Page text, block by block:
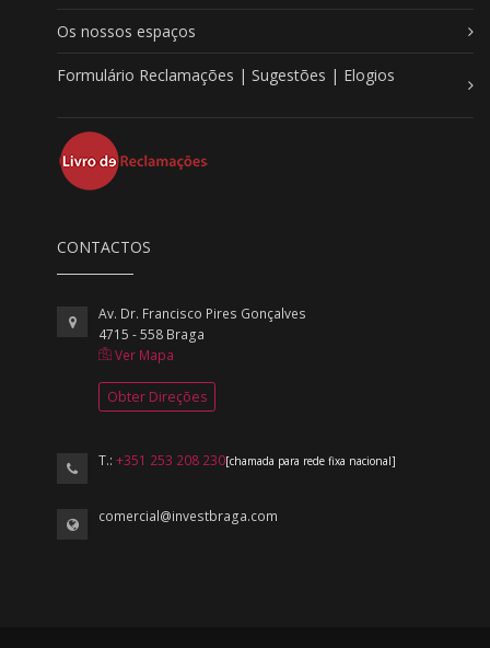
Os nossos espaços
Formulário Reclamações | Sugestões | Elogios
CONTACTOS
Av. Dr. Francisco Pires Gonçalves
4715 - 558 Braga
Ver Mapa
Obter Direções
T.:+351 253 208 230[chamada para rede fixa nacional]
comercial@investbraga.com